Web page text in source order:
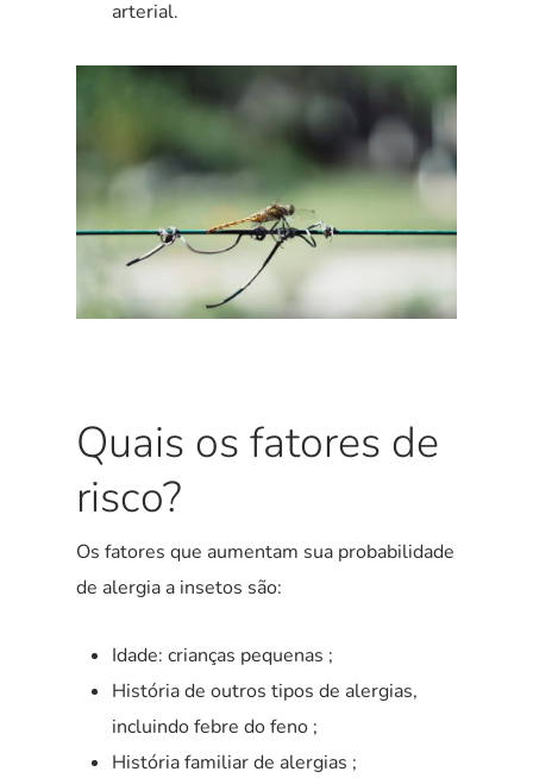
arterial.
Quais os fatores de
risco?
Os fatores que aumentam sua probabilidade
de alergia a insetos são:
Idade: crianças pequenas ;
História de outros tipos de alergias,
incluindo febre do feno ;
História familiar de alergias ;